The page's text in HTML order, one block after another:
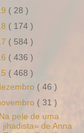
( 28 )
( 174 )
( 584 )
( 436 )
( 468 )
( 46 )
( 31 )
pele de uma
jihadista» de Anna